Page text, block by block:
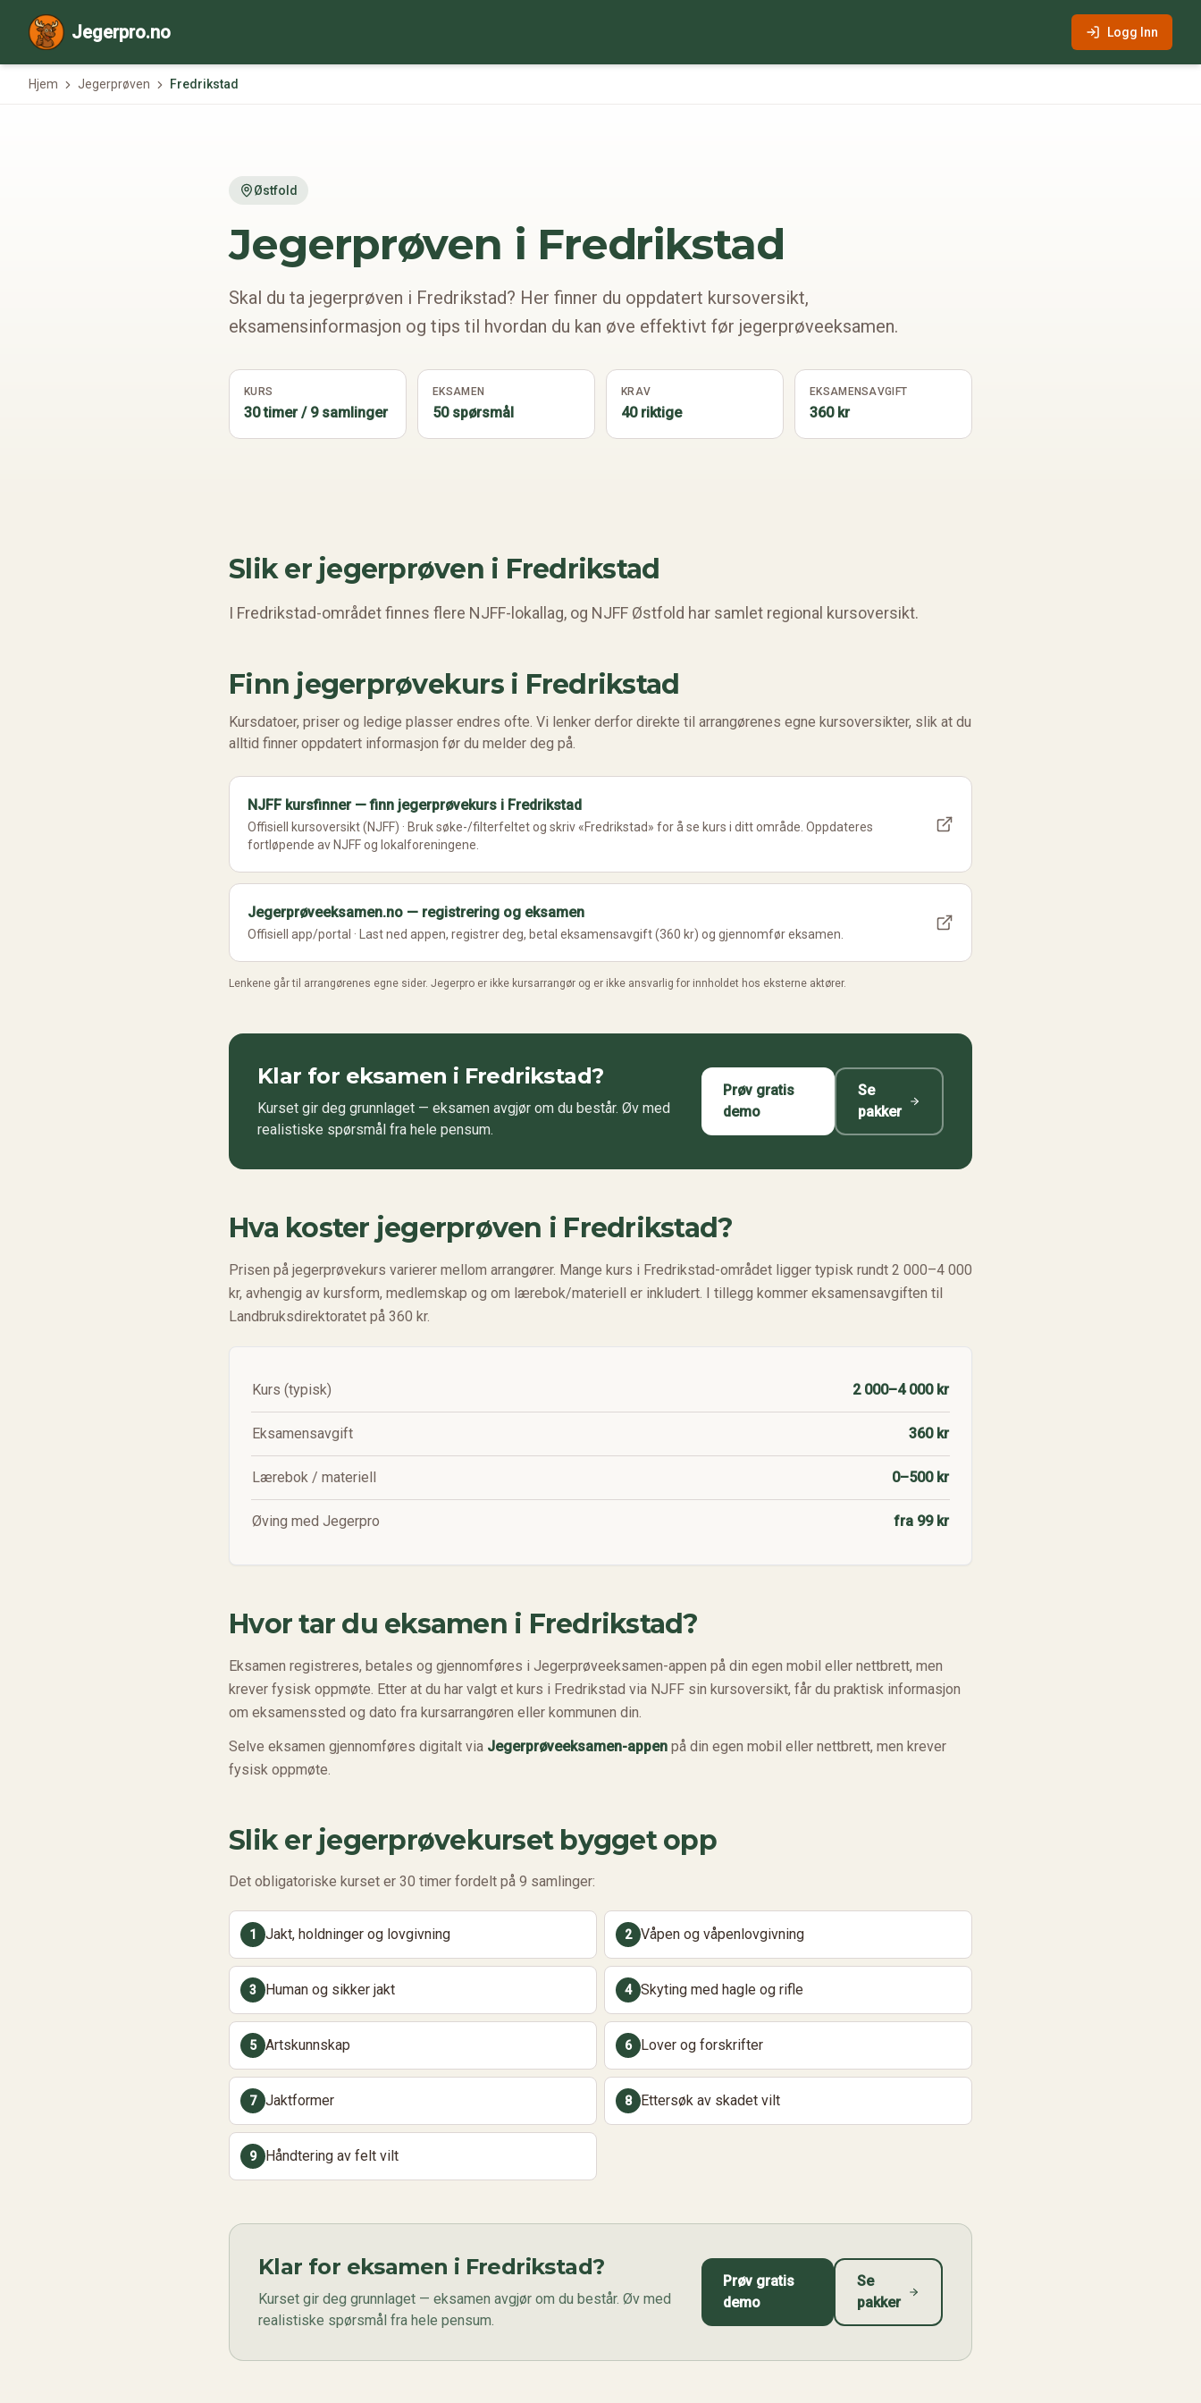
Jegerpro.no Logg Inn
Hjem Jegerprøven Fredrikstad
Østfold
Jegerprøven i Fredrikstad
Skal du ta jegerprøven i Fredrikstad? Her finner du oppdatert kursoversikt,
eksamensinformasjon og tips til hvordan du kan øve effektivt før jegerprøveeksamen.
KURS
30 timer / 9 samlinger
EKSAMEN
50 spørsmål
KRAV
40 riktige
EKSAMENSAVGIFT
360 kr
Slik er jegerprøven i Fredrikstad
I Fredrikstad-området finnes flere NJFF-lokallag, og NJFF Østfold har samlet regional kursoversikt.
Finn jegerprøvekurs i Fredrikstad
Kursdatoer, priser og ledige plasser endres ofte. Vi lenker derfor direkte til arrangørenes egne kursoversikter, slik at du
alltid finner oppdatert informasjon før du melder deg på.
NJFF kursfinner — finn jegerprøvekurs i Fredrikstad
Offisiell kursoversikt (NJFF) · Bruk søke-/filterfeltet og skriv «Fredrikstad» for å se kurs i ditt område. Oppdateres
fortløpende av NJFF og lokalforeningene.
Jegerprøveeksamen.no — registrering og eksamen
Offisiell app/portal · Last ned appen, registrer deg, betal eksamensavgift (360 kr) og gjennomfør eksamen.
Lenkene går til arrangørenes egne sider. Jegerpro er ikke kursarrangør og er ikke ansvarlig for innholdet hos eksterne aktører.
Klar for eksamen i Fredrikstad?
Kurset gir deg grunnlaget — eksamen avgjør om du består. Øv med
realistiske spørsmål fra hele pensum.
Prøv gratis
demo
Se
pakker
Hva koster jegerprøven i Fredrikstad?
Prisen på jegerprøvekurs varierer mellom arrangører. Mange kurs i Fredrikstad-området ligger typisk rundt 2 000–4 000
kr, avhengig av kursform, medlemskap og om lærebok/materiell er inkludert. I tillegg kommer eksamensavgiften til
Landbruksdirektoratet på 360 kr.
Kurs (typisk) 2 000–4 000 kr
Eksamensavgift 360 kr
Lærebok / materiell 0–500 kr
Øving med Jegerpro fra 99 kr
Hvor tar du eksamen i Fredrikstad?
Eksamen registreres, betales og gjennomføres i Jegerprøveeksamen-appen på din egen mobil eller nettbrett, men
krever fysisk oppmøte. Etter at du har valgt et kurs i Fredrikstad via NJFF sin kursoversikt, får du praktisk informasjon
om eksamenssted og dato fra kursarrangøren eller kommunen din.
Selve eksamen gjennomføres digitalt via Jegerprøveeksamen-appen på din egen mobil eller nettbrett, men krever
fysisk oppmøte.
Slik er jegerprøvekurset bygget opp
Det obligatoriske kurset er 30 timer fordelt på 9 samlinger:
1 Jakt, holdninger og lovgivning 2 Våpen og våpenlovgivning
3 Human og sikker jakt 4 Skyting med hagle og rifle
5 Artskunnskap 6 Lover og forskrifter
7 Jaktformer 8 Ettersøk av skadet vilt
9 Håndtering av felt vilt
Klar for eksamen i Fredrikstad?
Kurset gir deg grunnlaget — eksamen avgjør om du består. Øv med
realistiske spørsmål fra hele pensum.
Prøv gratis
demo
Se
pakker